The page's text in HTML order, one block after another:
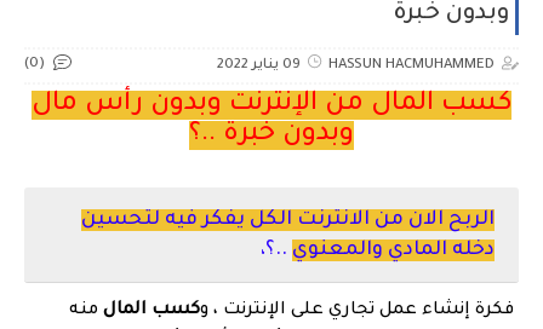
وبدون خبرة
HASSUN HACMUHAMMED 09 يناير 2022 (0)
كسب المال من الإنترنت وبدون رأس مال
وبدون خبرة ..؟
الربح الان من الانترنت الكل يفكر فيه لتحسين
دخله المادي والمعنوي ..؟،
فكرة إنشاء عمل تجاري على الإنترنت ، وكسب المال منه